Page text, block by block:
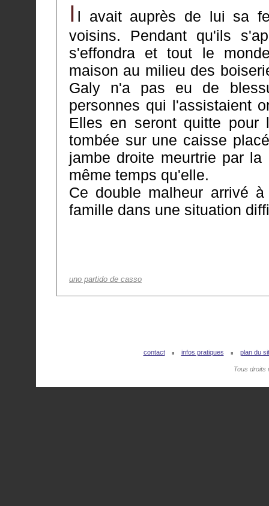
I l avait auprès de lui sa
voisins. Pendant qu'ils
s'effondra et tout le
maison au milieu des boiseries et des
Galy n'a pas eu de
personnes qui l'assistaient ont été plus ou moins contusionnées.
Elles en seront quitte pour
tombée sur une caisse placée au rez-de-chaussée et qui a eu la
jambe droite meurtrie par
même temps qu'elle.
Ce double malheur arrivé
famille dans une situation
uno partido de casso
contact . infos pratiques . plan du
Tous